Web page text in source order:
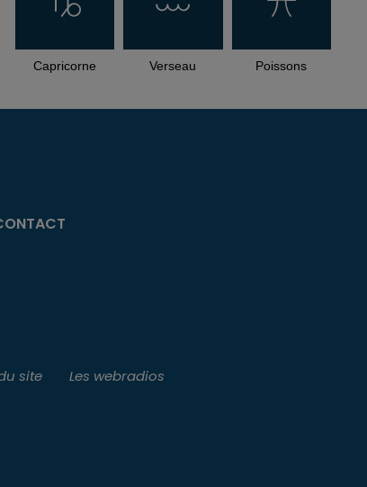
Capricorne Verseau Poissons
site Les webradios